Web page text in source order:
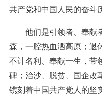
共产党和中国人民的奋斗
他们是引领者、奉献
森，一腔热血洒高原；退
不计名利、奉献一生，带
碑；治沙、脱贫、国企改
镌刻着中国共产党人的坚